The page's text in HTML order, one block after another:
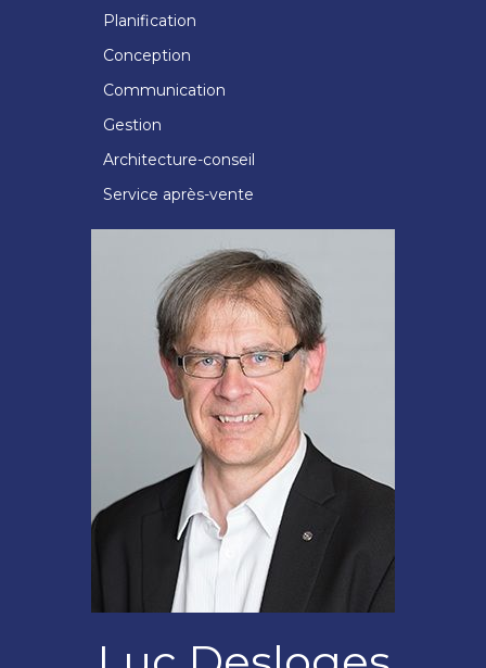
Planification
Conception
Communication
Gestion
Architecture-conseil
Service après-vente